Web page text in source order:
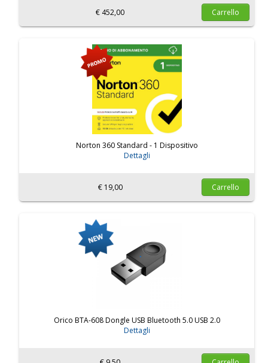
€ 452,00 Carrello
Norton 360 Standard - 1 Dispositivo
Dettagli
€ 19,00 Carrello
Orico BTA-608 Dongle USB Bluetooth 5.0 USB 2.0
Dettagli